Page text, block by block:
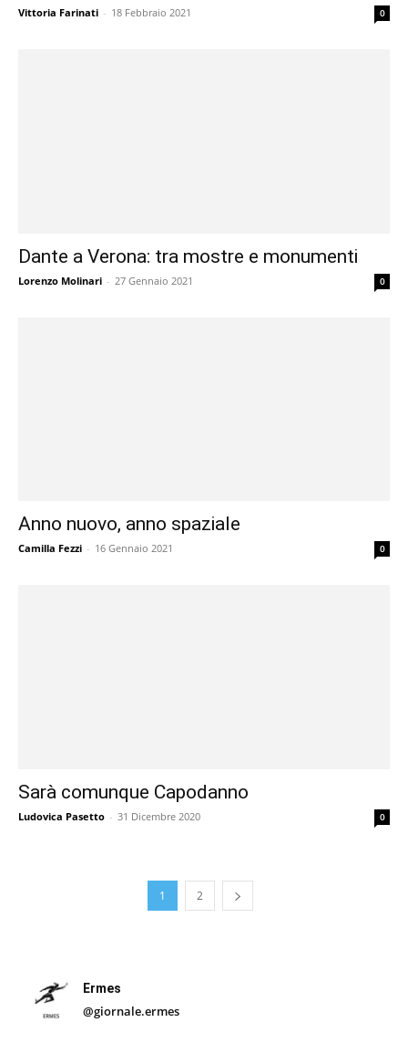
Vittoria Farinati - 18 Febbraio 2021 0
Dante a Verona: tra mostre e monumenti
Lorenzo Molinari - 27 Gennaio 2021 0
Anno nuovo, anno spaziale
Camilla Fezzi - 16 Gennaio 2021 0
Sarà comunque Capodanno
Ludovica Pasetto - 31 Dicembre 2020 0
1 2
Ermes
@giornale.ermes